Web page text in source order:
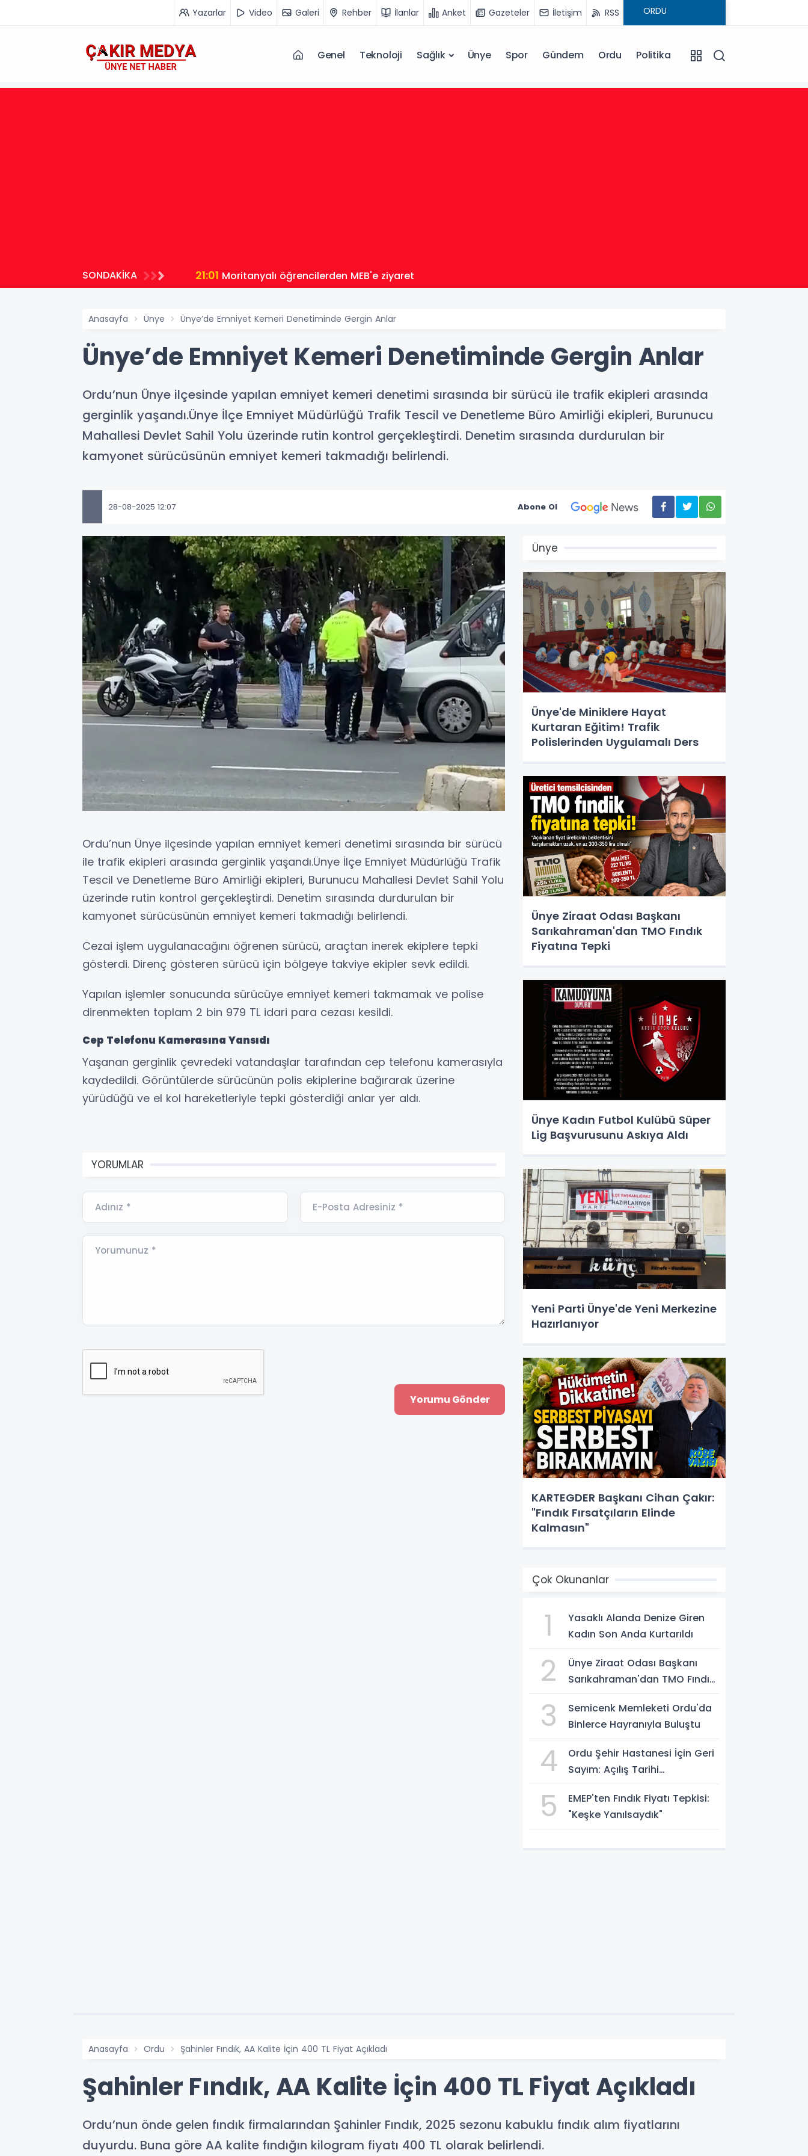
Yazarlar Video Galeri Rehber İlanlar Anket Gazeteler İletişim RSS
Genel Teknoloji Sağlık Ünye Spor Gündem Ordu Politika
SONDAKİKA 21:01 Moritanyalı öğrencilerden MEB'e ziyaret
Anasayfa Ünye Ünye’de Emniyet Kemeri Denetiminde Gergin Anlar
Ünye’de Emniyet Kemeri Denetiminde Gergin Anlar
Ordu’nun Ünye ilçesinde yapılan emniyet kemeri denetimi sırasında bir sürücü ile trafik ekipleri arasında
gerginlik yaşandı.Ünye İlçe Emniyet Müdürlüğü Trafik Tescil ve Denetleme Büro Amirliği ekipleri, Burunucu
Mahallesi Devlet Sahil Yolu üzerinde rutin kontrol gerçekleştirdi. Denetim sırasında durdurulan bir
kamyonet sürücüsünün emniyet kemeri takmadığı belirlendi.
28-08-2025 12:07 Abone Ol
Ordu’nun Ünye ilçesinde yapılan emniyet kemeri denetimi sırasında bir sürücü
ile trafik ekipleri arasında gerginlik yaşandı.Ünye İlçe Emniyet Müdürlüğü Trafik
Tescil ve Denetleme Büro Amirliği ekipleri, Burunucu Mahallesi Devlet Sahil Yolu
üzerinde rutin kontrol gerçekleştirdi. Denetim sırasında durdurulan bir
kamyonet sürücüsünün emniyet kemeri takmadığı belirlendi.
Cezai işlem uygulanacağını öğrenen sürücü, araçtan inerek ekiplere tepki
gösterdi. Direnç gösteren sürücü için bölgeye takviye ekipler sevk edildi.
Yapılan işlemler sonucunda sürücüye emniyet kemeri takmamak ve polise
direnmekten toplam 2 bin 979 TL idari para cezası kesildi.
Cep Telefonu Kamerasına Yansıdı
Yaşanan gerginlik çevredeki vatandaşlar tarafından cep telefonu kamerasıyla
kaydedildi. Görüntülerde sürücünün polis ekiplerine bağırarak üzerine
yürüdüğü ve el kol hareketleriyle tepki gösterdiği anlar yer aldı.
YORUMLAR
Adınız * E-Posta Adresiniz *
Yorumunuz *
Ünye
Ünye'de Miniklere Hayat
Kurtaran Eğitim! Trafik
Polislerinden Uygulamalı Ders
Ünye Ziraat Odası Başkanı
Sarıkahraman'dan TMO Fındık
Fiyatına Tepki
Ünye Kadın Futbol Kulübü Süper
Lig Başvurusunu Askıya Aldı
Yeni Parti Ünye'de Yeni Merkezine
Hazırlanıyor
KARTEGDER Başkanı Cihan Çakır:
"Fındık Fırsatçıların Elinde
Kalmasın"
Çok Okunanlar
1
Yasaklı Alanda Denize Giren
Kadın Son Anda Kurtarıldı
2
Ünye Ziraat Odası Başkanı
Sarıkahraman'dan TMO Fındık
3
Semicenk Memleketi Ordu'da
Binlerce Hayranıyla Buluştu
4
Ordu Şehir Hastanesi İçin Geri
Sayım: Açılış Tarihi
5
EMEP'ten Fındık Fiyatı Tepkisi:
"Keşke Yanılsaydık"
Anasayfa Ordu Şahinler Fındık, AA Kalite İçin 400 TL Fiyat Açıkladı
Şahinler Fındık, AA Kalite İçin 400 TL Fiyat Açıkladı
Ordu’nun önde gelen fındık firmalarından Şahinler Fındık, 2025 sezonu kabuklu fındık alım fiyatlarını
duyurdu. Buna göre AA kalite fındığın kilogram fiyatı 400 TL olarak belirlendi.